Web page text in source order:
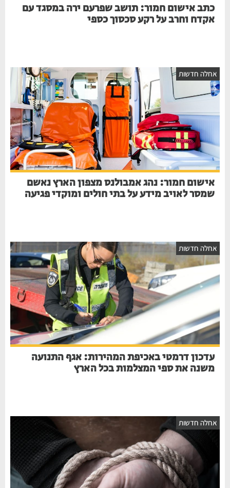
כתב אישום חמור: תושב שפרעם ירה במסגד עם
אקדח וחרב על רקע סכסוך כספי
אחלה חדשות
אישום חמור: נהג אמבולנס מצפון הארץ נאשם
שמסר לאויב מידע על בתי חולים ומוקדי פגיעה
אחלה חדשות
עדכון דרמטי באכיפת המהירות: אגף התנועה
משנה את ספי המצלמות בכל הארץ
אחלה חדשות